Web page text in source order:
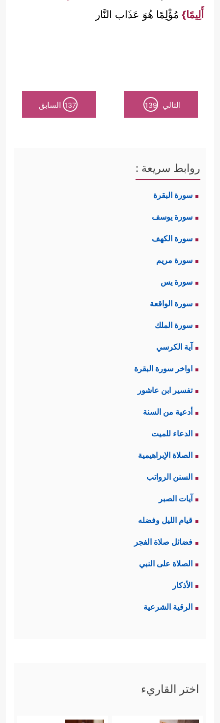
أَلِيمًا} مُؤْلِمًا هُوَ عَذَاب النَّار
التالي 139
137 السابق
روابط سريعة :
سورة البقرة
سورة يوسف
سورة الكهف
سورة مريم
سورة يس
سورة الواقعة
سورة الملك
آية الكرسي
اواخر سورة البقرة
تفسير ابن عاشور
أدعية من السنة
الدعاء للميت
الصلاة الإبراهيمية
السنن الرواتب
آيات الصبر
قيام الليل وفضله
فضائل صلاة الفجر
الصلاة على النبي
الأذكار
الرقية الشرعية
اختر القاريء